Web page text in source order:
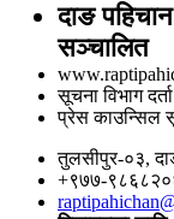
दाङ
सञ्चालित
सूचना विभाग
प्रेस काउन्सिल
तुलसीपुर-०३,
+९७७-